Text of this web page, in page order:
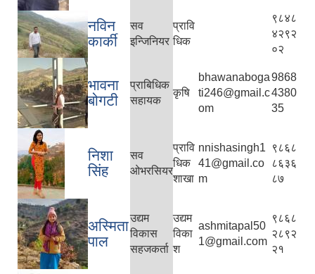
नविन
कार्की
सव
इन्जिनियर
प्रावि
धिक
९८४८
४२९२
०२
भावना
बोगटी
प्राबिधिक
सहायक
कृषि
bhawanaboga
ti246@gmail.c
om
9868
4380
35
निशा
सिंह
सव
ओभरसियर
प्रावि
धिक
शाखा
nnishasingh1
41@gmail.co
m
९८६८
८६३६
८७
अस्मिता
पाल
उद्यम
विकास
सहजकर्ता
उद्यम
विका
श
ashmitapal50
1@gmail.com
९८६८
२८९२
२१